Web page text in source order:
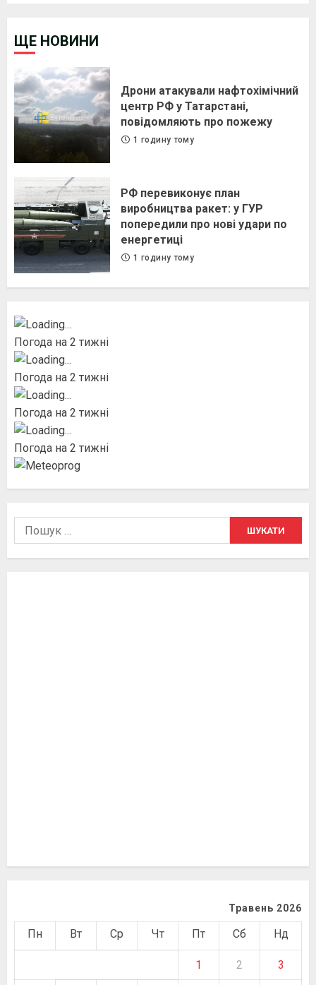
ЩЕ НОВИНИ
Дрони атакували нафтохімічний
центр РФ у Татарстані,
повідомляють про пожежу
1 годину тому
РФ перевиконує план
виробництва ракет: у ГУР
попередили про нові удари по
енергетиці
1 годину тому
Погода на 2 тижні
Погода на 2 тижні
Погода на 2 тижні
Погода на 2 тижні
Пошук:
Травень 2026
Пн Вт Ср Чт Пт Сб Нд
1 2 3